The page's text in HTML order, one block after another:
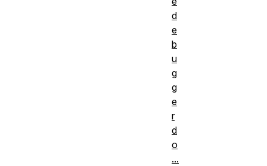
d
e
b
u
g
g
e
r
d
o
...